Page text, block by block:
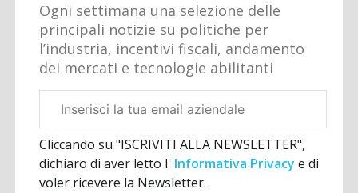
Ogni settimana una selezione delle
principali notizie su politiche per
l’industria, incentivi fiscali, andamento
dei mercati e tecnologie abilitanti
aziendale
Cliccando su "ISCRIVITI ALLA NEWSLETTER",
dichiaro di aver letto l' Informativa Privacye di
voler ricevere la Newsletter.